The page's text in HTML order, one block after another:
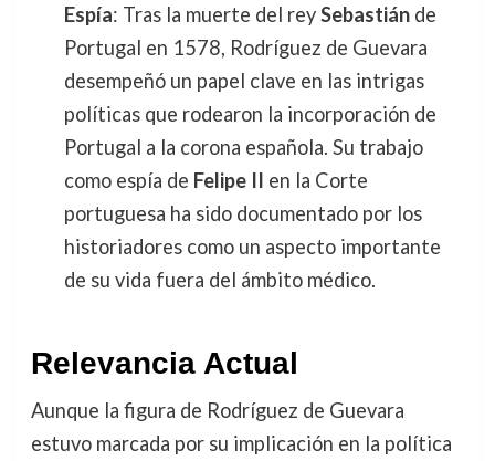
Espía: Tras la muerte del reySebastiánde
Portugal en 1578, Rodríguez de Guevara
desempeñó un papel clave en las intrigas
políticas que rodearon la incorporación de
Portugal a la corona española. Su trabajo
como espía de Felipe II en la Corte
portuguesa ha sido documentado por los
historiadores como un aspecto importante
de su vida fuera del ámbito médico.
Relevancia Actual
Aunque la figura de Rodríguez de Guevara
estuvo marcada por su implicación en la política